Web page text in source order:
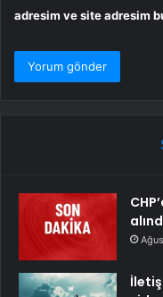
adresim ve site adresim